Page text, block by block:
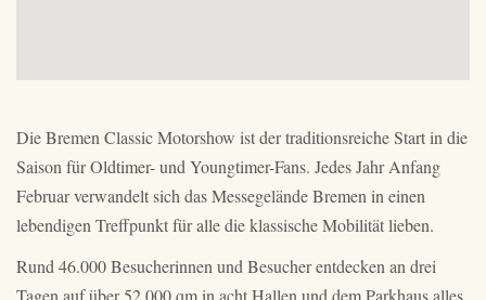
Die Bremen Classic Motorshow ist der traditionsreiche Start in die
Saison für Oldtimer- und Youngtimer-Fans. Jedes Jahr Anfang
Februar verwandelt sich das Messegelände Bremen in einen
lebendigen Treffpunkt für alle die klassische Mobilität lieben.
Rund 46.000 Besucherinnen und Besucher entdecken an drei